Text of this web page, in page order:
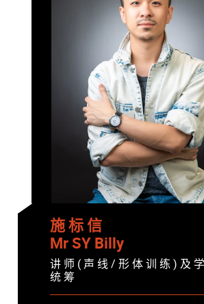
施 标 信
Mr SY Billy
讲 师 ( 声 线 / 形 体 训 练 ) 及
统 筹